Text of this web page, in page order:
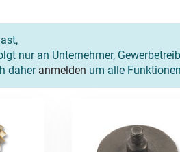
nur an Unternehmer,
daher anmelden um alle